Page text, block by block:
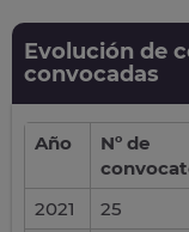
Evolución de
convocadas
Año
Nº de
2021
25